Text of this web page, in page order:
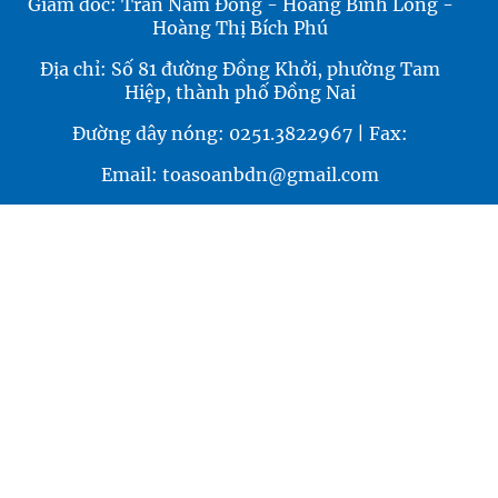
Giám đốc: Trần Nam Đông - Hoàng Bình Long -
Hoàng Thị Bích Phú
Địa chỉ: Số 81 đường Đồng Khởi, phường Tam
Hiệp, thành phố Đồng Nai
Đường dây nóng: 0251.3822967 | Fax:
Email: toasoanbdn@gmail.com